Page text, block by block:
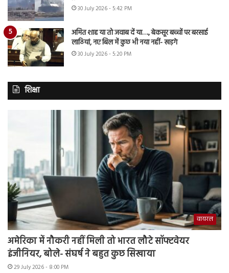
30 July 2026 - 5:42 PM
अमित शाह या तो जवाब दें या…., बेकसूर बच्चों पर बरसाई
लाठियां, नए बिल में कुछ भी नया नहीं- खड़गे
30 July 2026 - 5:20 PM
शिक्षा
वायरल
अमेरिका में नौकरी नहीं मिली तो भारत लौटे सॉफ्टवेयर
इंजीनियर, बोले- संघर्ष ने बहुत कुछ सिखाया
29 July 2026 - 8:00 PM